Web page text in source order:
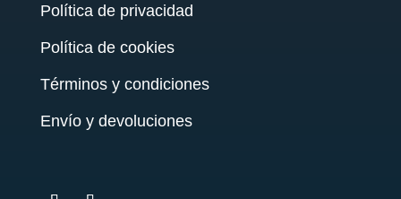
Política de privacidad
Política de cookies
Términos y condiciones
Envío y devoluciones